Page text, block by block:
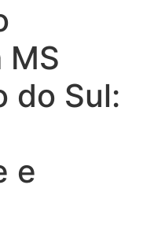
MS
do Sul:
e